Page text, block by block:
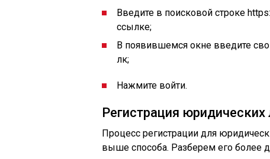
Введите в поисковой строке
ссылке;
В появившемся окне введите
лк;
Нажмите войти.
Регистрация юридических
Процесс регистрации для
выше способа. Разберем его более